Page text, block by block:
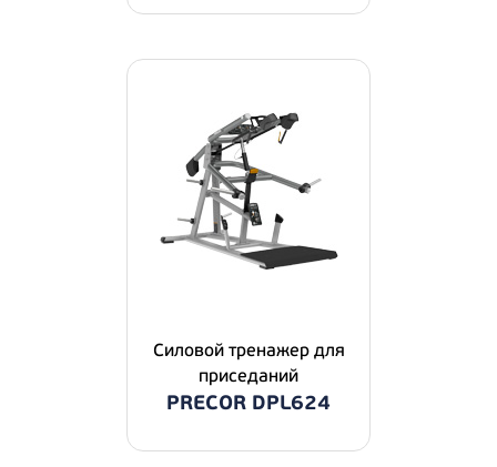
Силовой тренажер для
приседаний
PRECOR DPL624